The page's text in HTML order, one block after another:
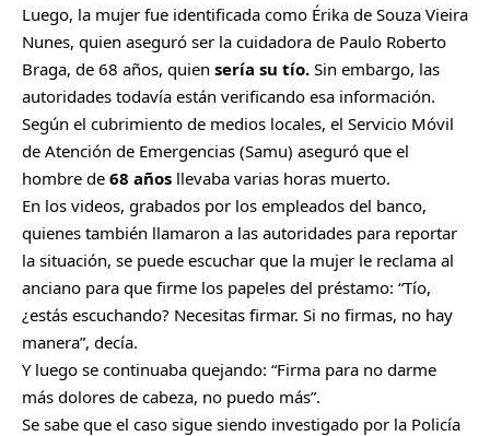
C
o
m
p
a
r
t
i
r
Luego, la mujer fue identificada como Érika de Souza Vieira
Nunes, quien aseguró ser la cuidadora de Paulo Roberto
Braga, de 68 años, quien sería su tío. Sin embargo, las
autoridades todavía están verificando esa información.
Según el cubrimiento de medios locales, el Servicio Móvil
de Atención de Emergencias (Samu) aseguró que el
hombre de 68 años llevaba varias horas muerto.
En los videos, grabados por los empleados del banco,
quienes también llamaron a las autoridades para reportar
la situación, se puede escuchar que la mujer le reclama al
anciano para que firme los papeles del préstamo: “Tío,
¿estás escuchando? Necesitas firmar. Si no firmas, no hay
manera”, decía.
Y luego se continuaba quejando: “Firma para no darme
más dolores de cabeza, no puedo más”.
Se sabe que el caso sigue siendo investigado por la Policía